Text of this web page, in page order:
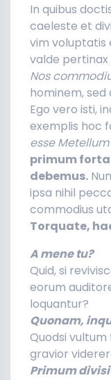
In quibus
caeleste et
vim voluptatis
valde pertinax
Nos
hominem,
Ego vero isti,
exemplis hoc
esse
primum
debemus.
ipsa nihil
commodius
Torquate,
A mene tu?
Quid, si
eorum
loquantur?
Quonam,
Quodsi vultum
gravior
Primum